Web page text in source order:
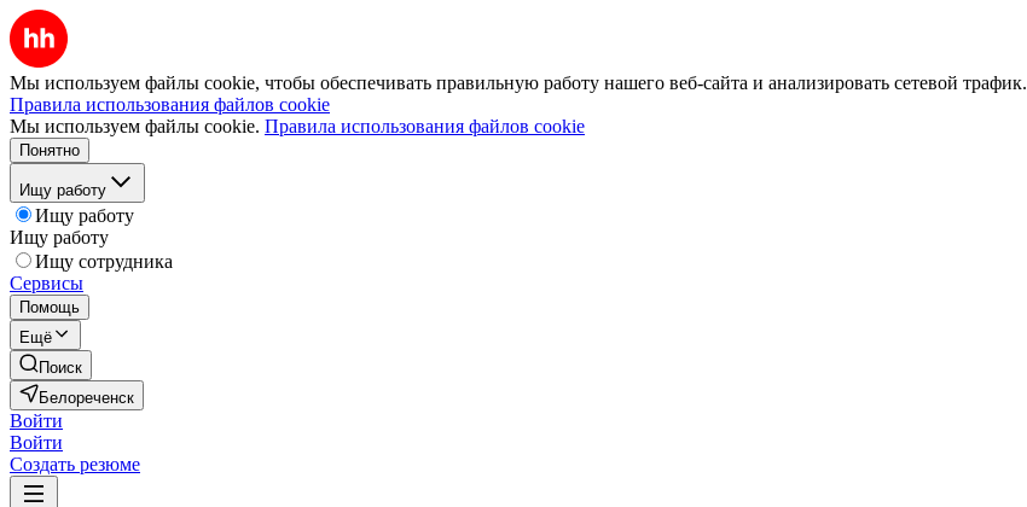
Мы используем файлы cookie, чтобы обеспечивать правильную работу нашего веб-сайта и анализировать сетевой трафик.
Правила использования файлов cookie
Мы используем файлы cookie. Правила использования файлов cookie
Понятно
Ищу работу
Ищу работу
Ищу работу
Ищу сотрудника
Сервисы
Помощь
Ещё
Поиск
Белореченск
Войти
Войти
Создать резюме